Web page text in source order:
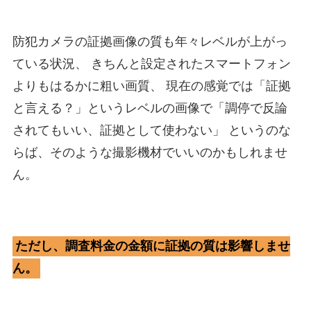
防犯カメラの証拠画像の質も年々レベルが上がっ
ている状況、 きちんと設定されたスマートフォン
よりもはるかに粗い画質、 現在の感覚では「証拠
と言える？」というレベルの画像で「調停で反論
されてもいい、証拠として使わない」 というのな
らば、そのような撮影機材でいいのかもしれませ
ん。
ただし、調査料金の金額に証拠の質は影響しませ
ん。